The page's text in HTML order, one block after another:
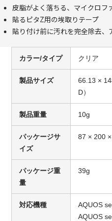
皮脂がよく落ちる、マイクロフ
貼るピタZ用の埃取りテープ
貼り付け前に汚れを完全除去、
カラー/タイプ クリア
製品サイズ
66.13 ×
D）
製品重量 10g
パッケージサ
イズ
87 × 200 ×
パッケージ重
量
39g
対応機種
AQUOS
AQUOS